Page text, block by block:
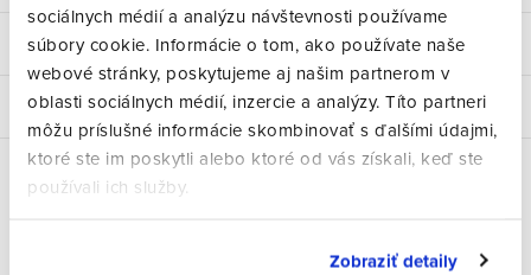
sociálnych médií a analýzu návštevnosti používame
súbory cookie. Informácie o tom, ako používate naše
webové stránky, poskytujeme aj našim partnerom v
oblasti sociálnych médií, inzercie a analýzy. Títo partneri
môžu príslušné informácie skombinovať s ďalšími údajmi,
ktoré ste im poskytli alebo ktoré od vás získali, keď ste
používali ich služby.
Zobraziť detaily
Hodnotenie
Diskusia